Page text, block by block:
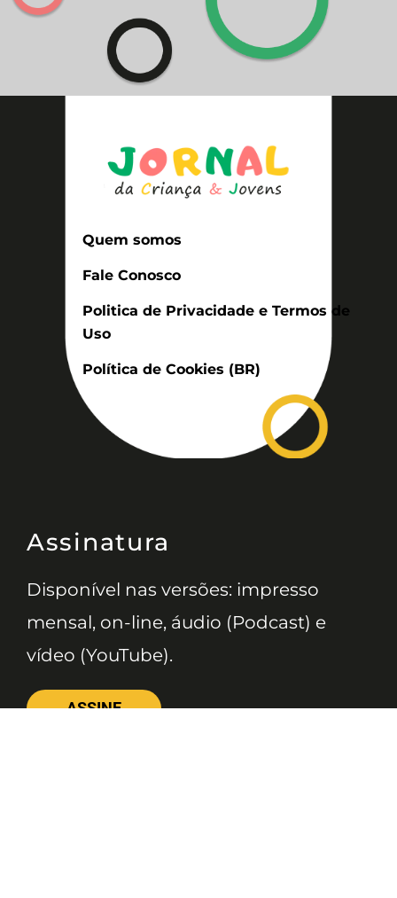
Quem somos
Fale Conosco
Politica de Privacidade e Termos de
Uso
Política de Cookies (BR)
Assinatura
Disponível nas versões: impresso
mensal, on-line, áudio (Podcast) e
vídeo (YouTube).
ASSINE